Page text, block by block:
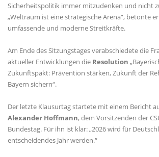
Sicherheitspolitik immer mitzudenken und nicht
Weltraum ist eine strategische Arena“, betonte
umfassende und moderne Streitkräfte.
Am Ende des Sitzungstages verabschiedete die
aktueller Entwicklungen die Resolution
Zukunftspakt: Prävention stärken, Zukunft der
Bayern sichern“.
Der letzte Klausurtag startete mit einem Bericht
Alexander Hoffmann, dem Vorsitzenden der
Bundestag. Für ihn ist klar: „2026 wird für
entscheidendes Jahr werden.“